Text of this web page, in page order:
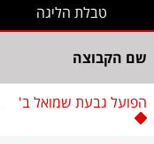
שם הקבוצה
הפועל גבעת שמואל ב'